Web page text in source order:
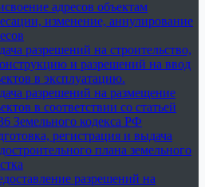
адресов объектам
изменение, аннулирование
разрешений на строительство,
и разрешений на ввод
в эксплуатацию.
разрешений на размещение
в соответствии со статьей
Земельного кодекса РФ
регистрация и выдача
плана земельного
разрешений на